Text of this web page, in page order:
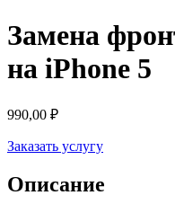
Замена
на iPhone 5
990,00 ₽
Заказать услугу
Описание